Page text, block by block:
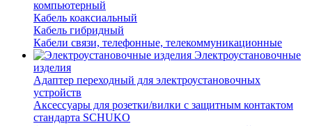
компьютерный
Кабель коаксиальный
Кабель гибридный
Кабели связи, телефонные, телекоммуникационные
Электроустановочные
изделия
Адаптер переходный для электроустановочных
устройств
Аксессуары для розетки/вилки с защитным контактом
стандарта SCHUKO